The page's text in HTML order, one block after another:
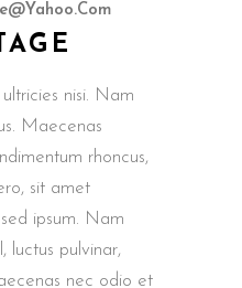
nisi. Nam
Maecenas
rhoncus,
sit amet
ipsum. Nam
luctus pulvinar,
nec odio et